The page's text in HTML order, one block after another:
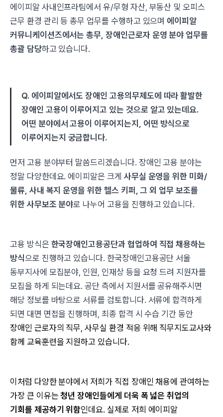
에이피알 사내인프라팀에서 유/무형 자산, 부동산 및 오피스
근무 환경 관리 등 총무 업무를 수행하고 있으며 에이피알
커뮤니케이션즈에서는 총무, 장애인근로자 운영 분야 업무를
총괄 담당하고 있습니다.
Q. 에이피알에서도 장애인 고용의무제도에 따라 활발한
장애인 고용이 이루어지고 있는 것으로 알고 있는데요.
어떤 분야에서 고용이 이루어지는지, 어떤 방식으로
이루어지는지 궁금합니다.
먼저 고용 분야부터 말씀드리겠습니다. 장애인 고용 분야는
정말 다양한데요. 에이피알은 크게 사무실 운영을 위한 미화/
물류, 사내 복지 운영을 위한 헬스 키퍼, 그 외 업무 보조를
위한 사무보조 분야로 나누어 고용을 진행하고 있습니다.
고용 방식은 한국장애인고용공단과 협업하여 직접 채용하는
방식으로 진행하고 있습니다. 한국장애인고용공단 서울
동부지사에 모집분야, 인원, 인재상 등을 요청 드려 지원자를
모집을 하게 되는데요. 공단 측에서 지원서를 공유해주시면
해당 정보를 바탕으로 서류를 검토합니다. 서류에 합격하게
되면 대면 면접을 진행하며, 최종 합격 시 수습 기간 동안
장애인 근로자의 직무, 사무실 환경 적응 위해 직무지도교사와
함께 교육훈련을 지원하고 있습니다.
이처럼 다양한 분야에서 저희가 직접 장애인 채용에 관여하는
가장 큰 이유는청년 장애인들에게 더욱 폭 넓은 취업의
기회를 제공하기 위함인데요. 실제로 저희 에이피알